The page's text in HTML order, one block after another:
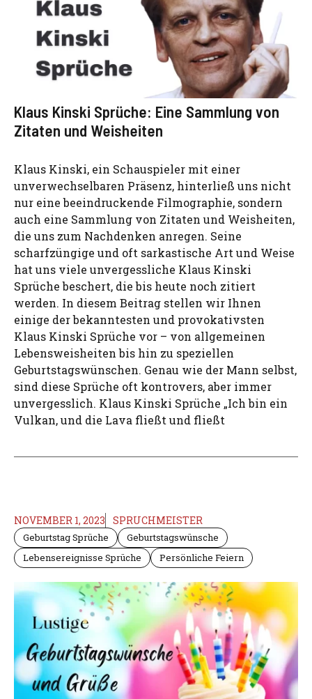
Klaus Kinski Sprüche: Eine Sammlung von
Zitaten und Weisheiten
Klaus Kinski, ein Schauspieler mit einer
unverwechselbaren Präsenz, hinterließ uns nicht
nur eine beeindruckende Filmographie, sondern
auch eine Sammlung von Zitaten und Weisheiten,
die uns zum Nachdenken anregen. Seine
scharfzüngige und oft sarkastische Art und Weise
hat uns viele unvergessliche Klaus Kinski
Sprüche beschert, die bis heute noch zitiert
werden. In diesem Beitrag stellen wir Ihnen
einige der bekanntesten und provokativsten
Klaus Kinski Sprüche vor – von allgemeinen
Lebensweisheiten bis hin zu speziellen
Geburtstagswünschen. Genau wie der Mann selbst,
sind diese Sprüche oft kontrovers, aber immer
unvergesslich. Klaus Kinski Sprüche „Ich bin ein
Vulkan, und die Lava fließt und fließt
NOVEMBER 1, 2023 SPRUCHMEISTER
Geburtstag Sprüche
Geburtstagswünsche
Lebensereignisse Sprüche
Persönliche Feiern